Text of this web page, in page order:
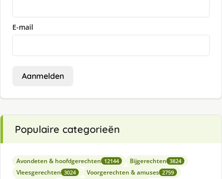
E-mail
Aanmelden
Populaire categorieën
Avondeten & hoofdgerechten 12144 Bijgerechten 3824
Vleesgerechten 3024 Voorgerechten & amuses 2759